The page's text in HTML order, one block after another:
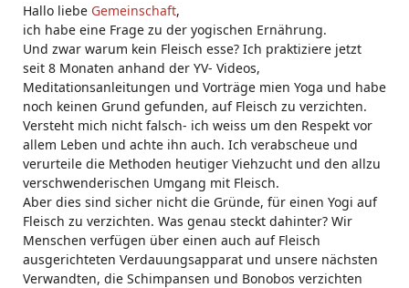
Hallo liebe Gemeinschaft,
ich habe eine Frage zu der yogischen Ernährung.
Und zwar warum kein Fleisch esse? Ich praktiziere jetzt
seit 8 Monaten anhand der YV- Videos,
Meditationsanleitungen und Vorträge mien Yoga und habe
noch keinen Grund gefunden, auf Fleisch zu verzichten.
Versteht mich nicht falsch- ich weiss um den Respekt vor
allem Leben und achte ihn auch. Ich verabscheue und
verurteile die Methoden heutiger Viehzucht und den allzu
verschwenderischen Umgang mit Fleisch.
Aber dies sind sicher nicht die Gründe, für einen Yogi auf
Fleisch zu verzichten. Was genau steckt dahinter? Wir
Menschen verfügen über einen auch auf Fleisch
ausgerichteten Verdauungsapparat und unsere nächsten
Verwandten, die Schimpansen und Bonobos verzichten